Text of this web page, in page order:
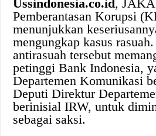
Ussindonesia.co.id,
Pemberantasan Korupsi
menunjukkan
mengungkap kasus
antirasuah tersebut
petinggi Bank Indonesia,
Departemen Komunikasi
Deputi Direktur
berinisial IRW, untuk
sebagai saksi.